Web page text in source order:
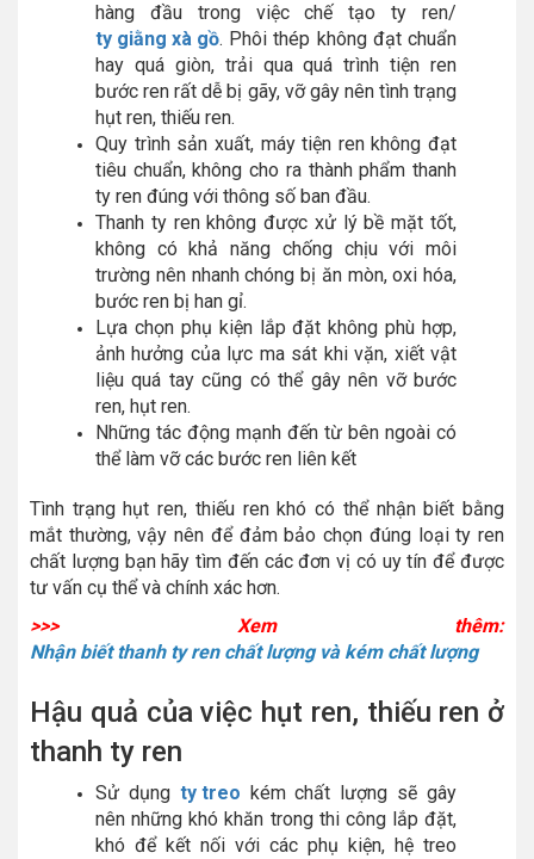
hàng đầu trong việc chế tạo ty ren/
ty giằng xà gồ. Phôi thép không đạt chuẩn
hay quá giòn, trải qua quá trình tiện ren
bước ren rất dễ bị gãy, vỡ gây nên tình trạng
hụt ren, thiếu ren.
Quy trình sản xuất, máy tiện ren không đạt
tiêu chuẩn, không cho ra thành phẩm thanh
ty ren đúng với thông số ban đầu.
Thanh ty ren không được xử lý bề mặt tốt,
không có khả năng chống chịu với môi
trường nên nhanh chóng bị ăn mòn, oxi hóa,
bước ren bị han gỉ.
Lựa chọn phụ kiện lắp đặt không phù hợp,
ảnh hưởng của lực ma sát khi vặn, xiết vật
liệu quá tay cũng có thể gây nên vỡ bước
ren, hụt ren.
Những tác động mạnh đến từ bên ngoài có
thể làm vỡ các bước ren liên kết
Tình trạng hụt ren, thiếu ren khó có thể nhận biết bằng
mắt thường, vậy nên để đảm bảo chọn đúng loại ty ren
chất lượng bạn hãy tìm đến các đơn vị có uy tín để được
tư vấn cụ thể và chính xác hơn.
>>> Xem thêm:
Nhận biết thanh ty ren chất lượng và kém chất lượng
Hậu quả của việc hụt ren, thiếu ren ở
thanh ty ren
Sử dụng ty treo kém chất lượng sẽ gây
nên những khó khăn trong thi công lắp đặt,
khó để kết nối với các phụ kiện, hệ treo